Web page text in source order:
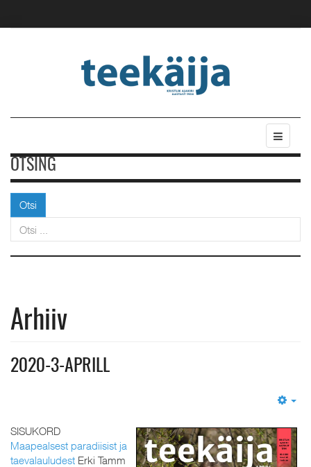
OTSING
Otsi
Arhiiv
2020-3-APRILL
SISUKORD
Maapealsest paradiisist ja
taevalauludest Erki Tamm